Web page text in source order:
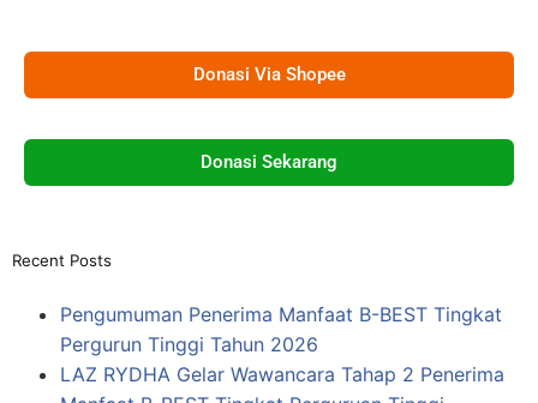
Donasi Via Shopee
Donasi Sekarang
Recent Posts
Pengumuman Penerima Manfaat B-BEST Tingkat
Pergurun Tinggi Tahun 2026
LAZ RYDHA Gelar Wawancara Tahap 2 Penerima